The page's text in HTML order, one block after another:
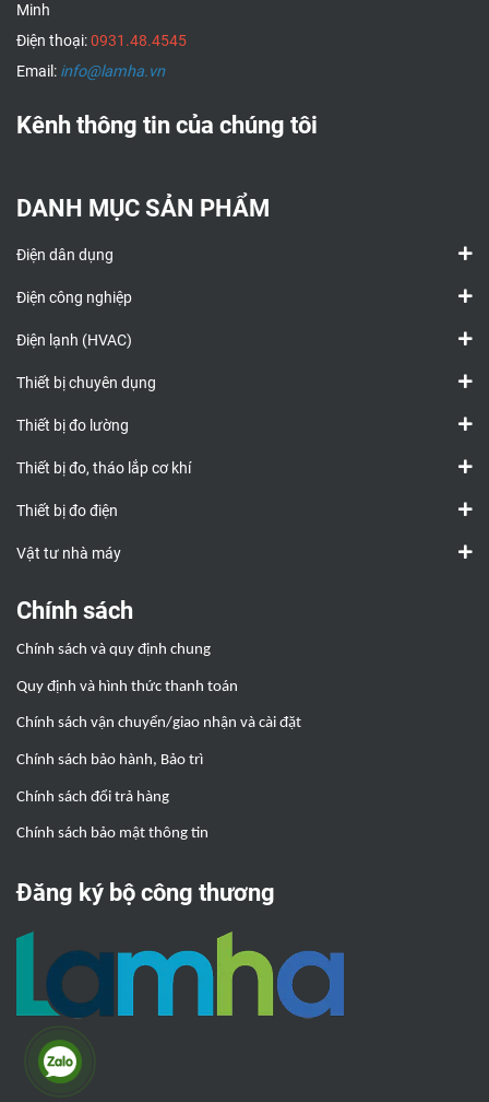
Minh
Điện thoại:0931.48.4545
Email: info@lamha.vn
Kênh thông tin của chúng tôi
DANH MỤC SẢN PHẨM
Điện dân dụng
Điện công nghiệp
Điện lạnh (HVAC)
Thiết bị chuyên dụng
Thiết bị đo lường
Thiết bị đo, tháo lắp cơ khí
Thiết bị đo điện
Vật tư nhà máy
Chính sách
Chính sách và quy định chung
Quy định và hình thức thanh toán
Chính sách vận chuyển/giao nhận và cài đặt
Chính sách bảo hành, Bảo trì
Chính sách đổi trả hàng
Chính sách bảo mật thông tin
Đăng ký bộ công thương